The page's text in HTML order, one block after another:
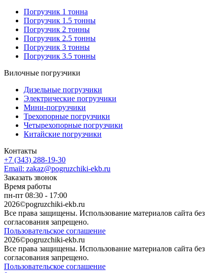
Погрузчик 1 тонна
Погрузчик 1.5 тонны
Погрузчик 2 тонны
Погрузчик 2.5 тонны
Погрузчик 3 тонны
Погрузчик 3.5 тонны
Вилочные погрузчики
Дизельные погрузчики
Электрические погрузчики
Мини-погрузчики
Трехопорные погрузчики
Четырехопорные погрузчики
Китайские погрузчики
Контакты
+7 (343) 288-19-30
Email: zakaz@pogruzchiki-ekb.ru
Заказать звонок
Время работы
пн-пт 08:30 - 17:00
2026©pogruzchiki-ekb.ru
Все права защищены. Использование материалов сайта без
согласования запрещено.
Пользовательское соглашение
2026©pogruzchiki-ekb.ru
Все права защищены. Использование материалов сайта без
согласования запрещено.
Пользовательское соглашение